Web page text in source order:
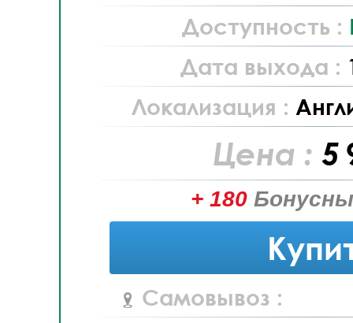
Доступность :
Дата выхода :
Локализация :
Цена : 5
+ 180
Самовывоз :